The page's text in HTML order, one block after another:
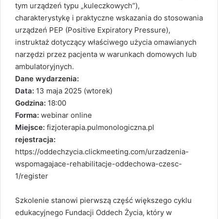
tym urządzeń typu „kuleczkowych”),
charakterystykę i praktyczne wskazania do stosowania
urządzeń PEP (Positive Expiratory Pressure),
instruktaż dotyczący właściwego użycia omawianych
narzędzi przez pacjenta w warunkach domowych lub
ambulatoryjnych.
Dane wydarzenia:
Data: 13 maja 2025 (wtorek)
Godzina: 18:00
Forma: webinar online
Miejsce: fizjoterapia.pulmonologiczna.pl
rejestracja:
https://oddechzycia.clickmeeting.com/urzadzenia-
wspomagajace-rehabilitacje-oddechowa-czesc-
1/register
Szkolenie stanowi pierwszą część większego cyklu
edukacyjnego Fundacji Oddech Życia, który w